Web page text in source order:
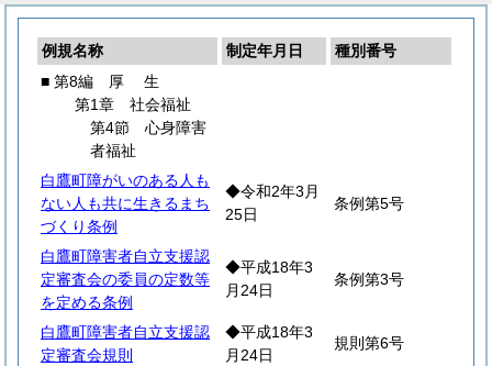
例規名称 制定年月日
種別番号
■ 第8編 厚 生
第1章 社会福祉
第4節 心身障害
者福祉
白鷹町障がいのある人も
ない人も共に生きるまち
づくり条例
◆令和2年3月
25日
条例第5号
白鷹町障害者自立支援認
定審査会の委員の定数等
を定める条例
◆平成18年3
月24日
条例第3号
白鷹町障害者自立支援認
定審査会規則
◆平成18年3
月24日
規則第6号